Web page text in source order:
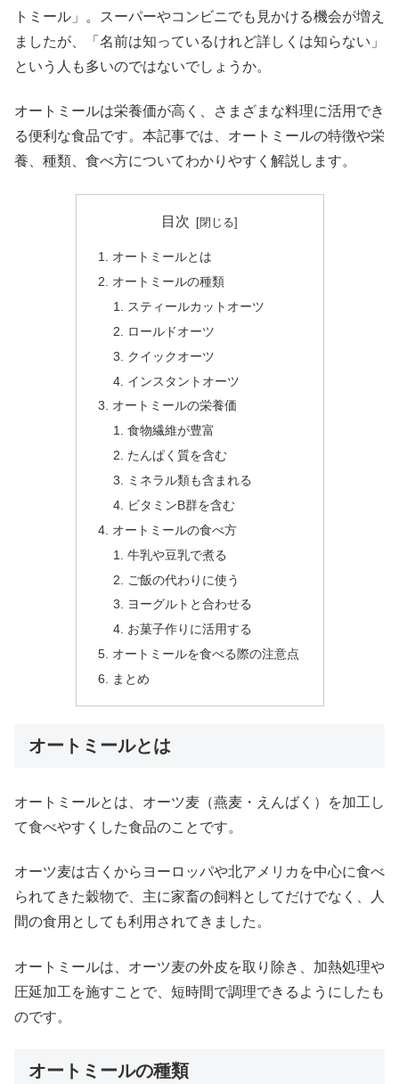
トミール」。スーパーやコンビニでも見かける機会が増え
ましたが、「名前は知っているけれど詳しくは知らない」
という人も多いのではないでしょうか。
オートミールは栄養価が高く、さまざまな料理に活用でき
る便利な食品です。本記事では、オートミールの特徴や栄
養、種類、食べ方についてわかりやすく解説します。
目次
オートミールとは
オートミールの種類
スティールカットオーツ
ロールドオーツ
クイックオーツ
インスタントオーツ
オートミールの栄養価
食物繊維が豊富
たんぱく質を含む
ミネラル類も含まれる
ビタミンB群を含む
オートミールの食べ方
牛乳や豆乳で煮る
ご飯の代わりに使う
ヨーグルトと合わせる
お菓子作りに活用する
オートミールを食べる際の注意点
まとめ
オートミールとは
オートミールとは、オーツ麦（燕麦・えんばく）を加工し
て食べやすくした食品のことです。
オーツ麦は古くからヨーロッパや北アメリカを中心に食べ
られてきた穀物で、主に家畜の飼料としてだけでなく、人
間の食用としても利用されてきました。
オートミールは、オーツ麦の外皮を取り除き、加熱処理や
圧延加工を施すことで、短時間で調理できるようにしたも
のです。
オートミールの種類